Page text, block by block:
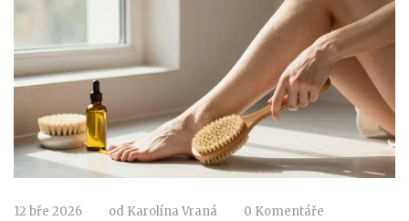
12 bře 2026 od Karolína Vraná 0 Komentáře